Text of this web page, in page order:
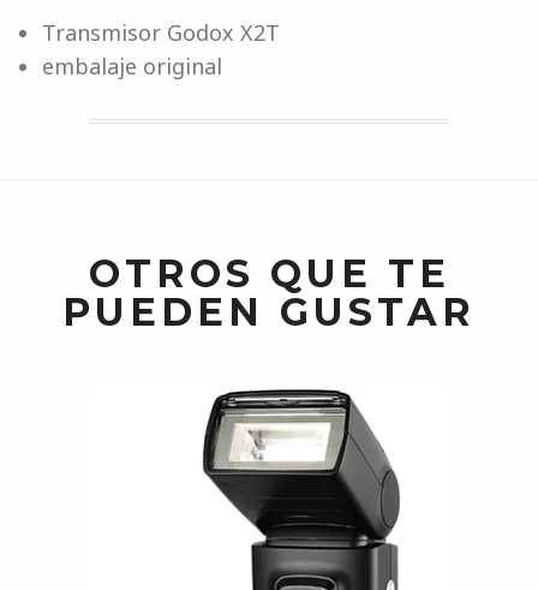
Transmisor Godox X2T
embalaje original
OTROS QUE TE
PUEDEN GUSTAR